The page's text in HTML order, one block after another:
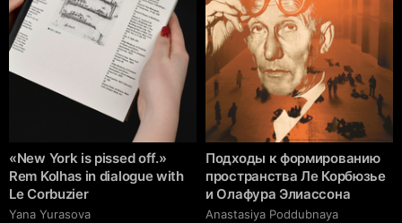
«New York is pissed off.»
Rem Kolhas in dialogue with
Le Corbuzier
Yana Yurasova
Подходы к формированию
пространства Ле Корбюзье
и Олафура Элиассона
Anastasiya Poddubnaya